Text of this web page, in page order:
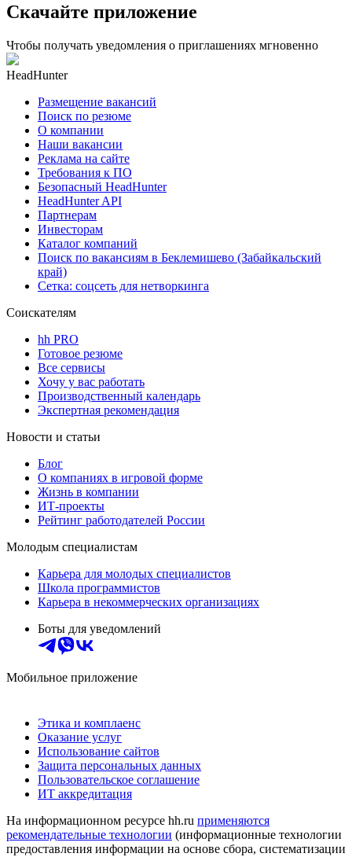
Скачайте приложение
Чтобы получать уведомления о приглашениях мгновенно
HeadHunter
Размещение вакансий
Поиск по резюме
О компании
Наши вакансии
Реклама на сайте
Требования к ПО
Безопасный HeadHunter
HeadHunter API
Партнерам
Инвесторам
Каталог компаний
Поиск по вакансиям в Беклемишево (Забайкальский
край)
Сетка: соцсеть для нетворкинга
Соискателям
hh PRO
Готовое резюме
Все сервисы
Хочу у вас работать
Производственный календарь
Экспертная рекомендация
Новости и статьи
Блог
О компаниях в игровой форме
Жизнь в компании
ИТ-проекты
Рейтинг работодателей России
Молодым специалистам
Карьера для молодых специалистов
Школа программистов
Карьера в некоммерческих организациях
Боты для уведомлений
Мобильное приложение
Этика и комплаенс
Оказание услуг
Использование сайтов
Защита персональных данных
Пользовательское соглашение
ИТ аккредитация
На информационном ресурсе hh.ru применяются
рекомендательные технологии (информационные технологии
предоставления информации на основе сбора, систематизации